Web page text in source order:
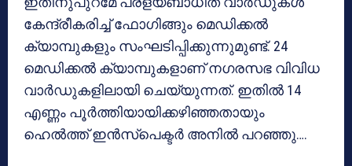
കേന്ദ്രീകരിച്ച് ഫോഗിങ്ങും മെഡിക്കല്‍
ക്യാമ്പുകളും സംഘടിപ്പിക്കുന്നുമുണ്ട്. 24
മെഡിക്കല്‍ ക്യാമ്പുകളാണ് നഗരസഭ വിവിധ
വാര്‍ഡുകളിലായി ചെയ്യുന്നത്. ഇതില്‍ 14
എണ്ണം പൂര്‍ത്തിയായിക്കഴിഞ്ഞതായും
ഹെല്‍ത്ത് ഇന്‍സ്‌പെക്ടര്‍ അനില്‍ പറഞ്ഞു….